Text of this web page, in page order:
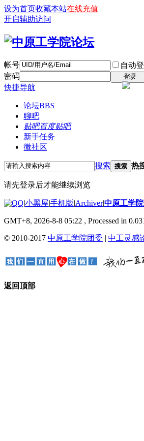
设为首页收藏本站在线充值
开启辅助访问
帐号 自动
密码
登录
快捷导航
论坛BBS
聊吧
贴吧百度贴吧
新手任务
微社区
搜索 搜索 热
请先登录后才能继续浏览
|小黑屋|手机版|Archiver|中原工学
GMT+8, 2026-8-8 05:22 , Processed in
© 2010-2017 中原工学院团委 | 中工灵感
返回顶部